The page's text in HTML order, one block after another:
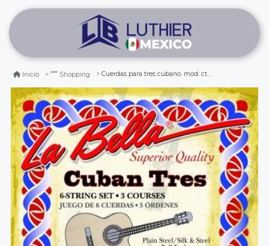
Inicio Shopping Cuerdas para tres cubano. mod: ct750